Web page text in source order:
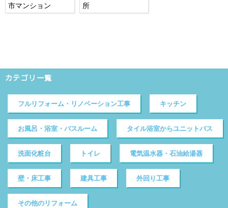
市マンション
所
カテゴリ一覧
フルリフォーム・リノベーション工事 キッチン
お風呂・浴室・バスルーム タイル浴室からユニットバス
洗面化粧台 トイレ 電気温水器・石油給湯器
壁・床工事 建具工事 外回り工事
その他のリフォーム